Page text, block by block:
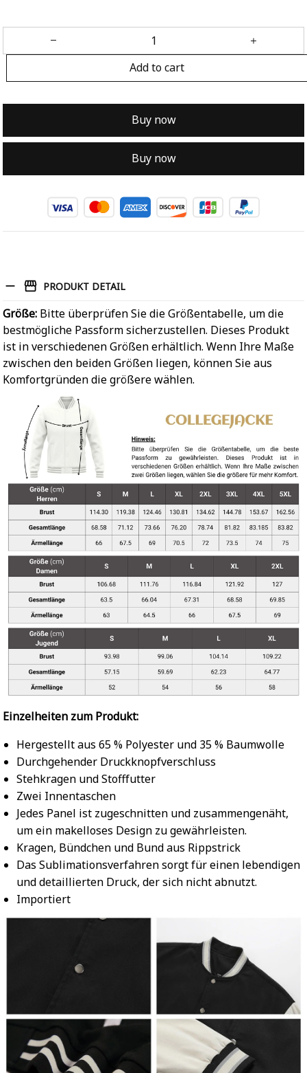
Add to cart
Buy now
Buy now
PRODUKT DETAIL
Größe: Bitte überprüfen Sie die Größentabelle, um die
bestmögliche Passform sicherzustellen. Dieses Produkt
ist in verschiedenen Größen erhältlich. Wenn Ihre Maße
zwischen den beiden Größen liegen, können Sie aus
Komfortgründen die größere wählen.
Einzelheiten zum Produkt:
Hergestellt aus 65 % Polyester und 35 % Baumwolle
Durchgehender Druckknopfverschluss
Stehkragen und Stofffutter
Zwei Innentaschen
Jedes Panel ist zugeschnitten und zusammengenäht,
um ein makelloses Design zu gewährleisten.
Kragen, Bündchen und Bund aus Rippstrick
Das Sublimationsverfahren sorgt für einen lebendigen
und detaillierten Druck, der sich nicht abnutzt.
Importiert